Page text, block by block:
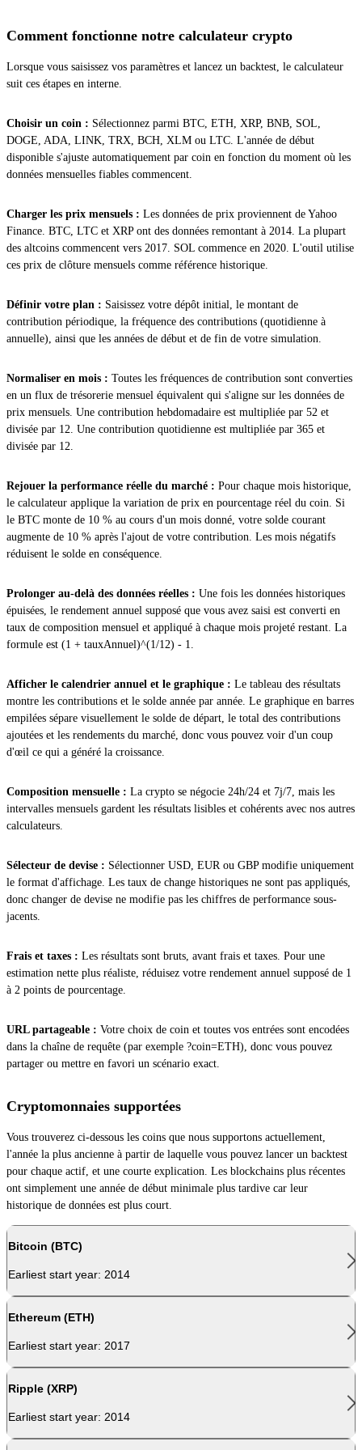
Comment fonctionne notre calculateur crypto
Lorsque vous saisissez vos paramètres et lancez un backtest, le calculateur
suit ces étapes en interne.
Choisir un coin : Sélectionnez parmi BTC, ETH, XRP, BNB, SOL,
DOGE, ADA, LINK, TRX, BCH, XLM ou LTC. L'année de début
disponible s'ajuste automatiquement par coin en fonction du moment où les
données mensuelles fiables commencent.
Charger les prix mensuels : Les données de prix proviennent de Yahoo
Finance. BTC, LTC et XRP ont des données remontant à 2014. La plupart
des altcoins commencent vers 2017. SOL commence en 2020. L'outil utilise
ces prix de clôture mensuels comme référence historique.
Définir votre plan : Saisissez votre dépôt initial, le montant de
contribution périodique, la fréquence des contributions (quotidienne à
annuelle), ainsi que les années de début et de fin de votre simulation.
Normaliser en mois : Toutes les fréquences de contribution sont converties
en un flux de trésorerie mensuel équivalent qui s'aligne sur les données de
prix mensuels. Une contribution hebdomadaire est multipliée par 52 et
divisée par 12. Une contribution quotidienne est multipliée par 365 et
divisée par 12.
Rejouer la performance réelle du marché : Pour chaque mois historique,
le calculateur applique la variation de prix en pourcentage réel du coin. Si
le BTC monte de 10 % au cours d'un mois donné, votre solde courant
augmente de 10 % après l'ajout de votre contribution. Les mois négatifs
réduisent le solde en conséquence.
Prolonger au-delà des données réelles : Une fois les données historiques
épuisées, le rendement annuel supposé que vous avez saisi est converti en
taux de composition mensuel et appliqué à chaque mois projeté restant. La
formule est (1 + tauxAnnuel)^(1/12) - 1.
Afficher le calendrier annuel et le graphique : Le tableau des résultats
montre les contributions et le solde année par année. Le graphique en barres
empilées sépare visuellement le solde de départ, le total des contributions
ajoutées et les rendements du marché, donc vous pouvez voir d'un coup
d'œil ce qui a généré la croissance.
Composition mensuelle : La crypto se négocie 24h/24 et 7j/7, mais les
intervalles mensuels gardent les résultats lisibles et cohérents avec nos autres
calculateurs.
Sélecteur de devise : Sélectionner USD, EUR ou GBP modifie uniquement
le format d'affichage. Les taux de change historiques ne sont pas appliqués,
donc changer de devise ne modifie pas les chiffres de performance sous-
jacents.
Frais et taxes : Les résultats sont bruts, avant frais et taxes. Pour une
estimation nette plus réaliste, réduisez votre rendement annuel supposé de 1
à 2 points de pourcentage.
URL partageable : Votre choix de coin et toutes vos entrées sont encodées
dans la chaîne de requête (par exemple ?coin=ETH), donc vous pouvez
partager ou mettre en favori un scénario exact.
Cryptomonnaies supportées
Vous trouverez ci-dessous les coins que nous supportons actuellement,
l'année la plus ancienne à partir de laquelle vous pouvez lancer un backtest
pour chaque actif, et une courte explication. Les blockchains plus récentes
ont simplement une année de début minimale plus tardive car leur
historique de données est plus court.
Bitcoin (BTC)
Earliest start year: 2014
Bitcoin est la première et la plus reconnue des cryptomonnaies, conçue
millions de coins. En 2025, environ 19 800 000 ont déjà été minés. Les
transactions sont confirmées par un réseau mondial de mineurs utilisant la
preuve de travail, ajoutant un nouveau bloc environ toutes les 10 minutes.
Bitcoin est souvent comparé à l'or numérique car sa rareté est appliquée par
le protocole. Les quatre halvings de 2012, 2016, 2020 et avril 2024 ont
progressivement réduit le taux de nouvel approvisionnement, contribuant
Ethereum (ETH)
Earliest start year: 2017
Ethereum a introduit la technologie de blockchain programmable. Là où
contrats intelligents : du code auto-exécutoire qui fonctionne sans opérateur
central. Cela a rendu possibles les protocoles DeFi, les marchés NFT, les
Ripple (XRP)
Earliest start year: 2014